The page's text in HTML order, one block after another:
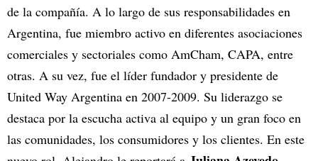
de la compañía. A lo largo de sus responsabilidades en
Argentina, fue miembro activo en diferentes asociaciones
comerciales y sectoriales como AmCham, CAPA, entre
otras. A su vez, fue el líder fundador y presidente de
United Way Argentina en 2007-2009. Su liderazgo se
destaca por la escucha activa al equipo y un gran foco en
las comunidades, los consumidores y los clientes. En este